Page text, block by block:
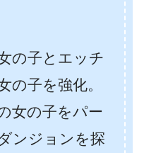
の子とエッチ
の子を強化。
女の子をパー
ンジョンを探